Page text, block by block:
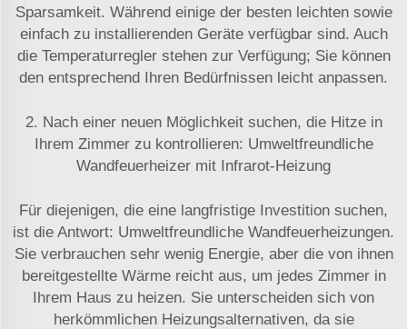
Sparsamkeit. Während einige der besten leichten sowie
einfach zu installierenden Geräte verfügbar sind. Auch
die Temperaturregler stehen zur Verfügung; Sie können
den entsprechend Ihren Bedürfnissen leicht anpassen.
2. Nach einer neuen Möglichkeit suchen, die Hitze in
Ihrem Zimmer zu kontrollieren: Umweltfreundliche
Wandfeuerheizer mit Infrarot-Heizung
Für diejenigen, die eine langfristige Investition suchen,
ist die Antwort: Umweltfreundliche Wandfeuerheizungen.
Sie verbrauchen sehr wenig Energie, aber die von ihnen
bereitgestellte Wärme reicht aus, um jedes Zimmer in
Ihrem Haus zu heizen. Sie unterscheiden sich von
herkömmlichen Heizungsalternativen, da sie